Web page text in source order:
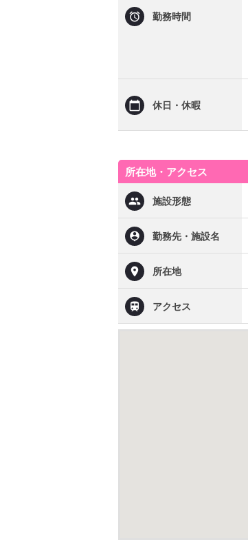
勤務時間
休日・休暇
所在地・アクセス
施設形態
勤務先・施設名
所在地
アクセス